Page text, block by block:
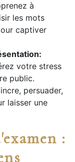
à
les mots
captiver
votre stress
public.
persuader,
laisser une
: